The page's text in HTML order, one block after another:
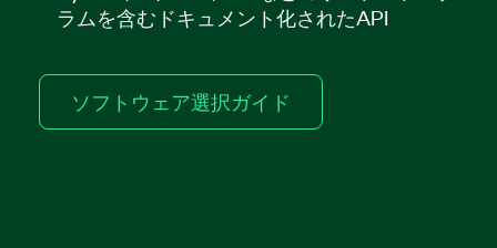
ラムを含むドキュメント化されたAPI
ソフトウェア選択ガイド